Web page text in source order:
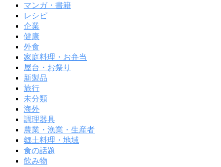
マンガ・書籍
レシピ
企業
健康
外食
家庭料理・お弁当
屋台・お祭り
新製品
旅行
未分類
海外
調理器具
農業・漁業・生産者
郷土料理・地域
食の話題
飲み物